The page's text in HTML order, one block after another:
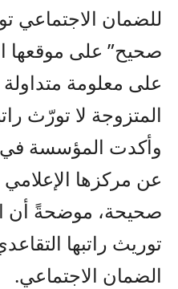
للضمان الاجتماعي
صحيح” على موقعها
على معلومة متداولة
المتزوجة لا تورّث
وأكدت المؤسسة
عن مركزها
صحيحة، موضحةً أن
توريث راتبها
الضمان الاجتماعي.